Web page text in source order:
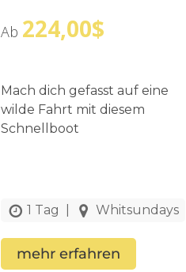
Ab 224,00$
Mach dich gefasst auf eine
wilde Fahrt mit diesem
Schnellboot
1 Tag Whitsundays
mehr erfahren